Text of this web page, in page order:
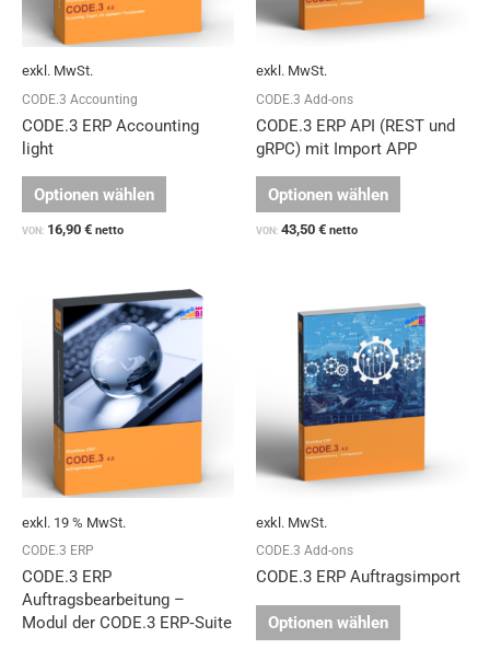
exkl. MwSt.
CODE.3 Accounting
CODE.3 ERP Accounting
light
Optionen wählen
können
auf
Produktseite
gewählt
VON: 16,90 € netto
exkl. MwSt.
CODE.3 Add-ons
CODE.3 ERP API (REST und
gRPC) mit Import APP
Optionen wählen
können
gewählt
werden
VON: 43,50 € netto
exkl. 19 % MwSt.
CODE.3 ERP
CODE.3 ERP
Auftragsbearbeitung –
Modul der CODE.3 ERP‑Suite
exkl. MwSt.
CODE.3 Add-ons
CODE.3 ERP Auftragsimport
Optionen wählen
Produkt
weist
mehrere
Varianten
auf.
können
gewählt